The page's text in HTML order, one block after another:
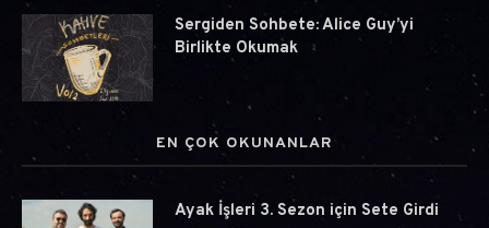
Sergiden Sohbete: Alice Guy’yi
Birlikte Okumak
EN ÇOK OKUNANLAR
Ayak İşleri 3. Sezon için Sete Girdi